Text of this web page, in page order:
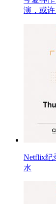
演，或
Netflix纪
水